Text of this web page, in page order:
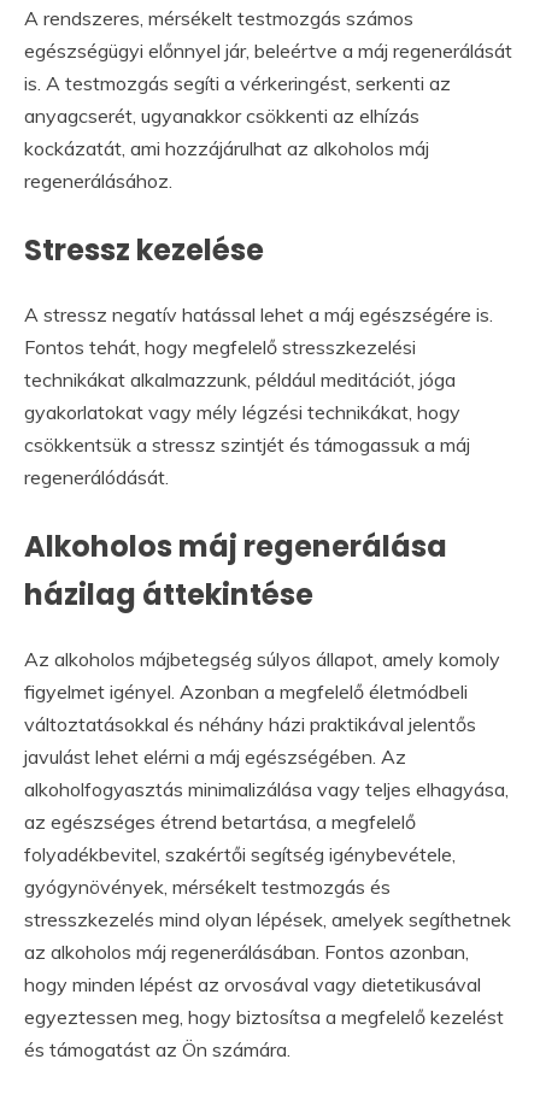
A rendszeres, mérsékelt testmozgás számos
egészségügyi előnnyel jár, beleértve a máj regenerálását
is. A testmozgás segíti a vérkeringést, serkenti az
anyagcserét, ugyanakkor csökkenti az elhízás
kockázatát, ami hozzájárulhat az alkoholos máj
regenerálásához.
Stressz kezelése
A stressz negatív hatással lehet a máj egészségére is.
Fontos tehát, hogy megfelelő stresszkezelési
technikákat alkalmazzunk, például meditációt, jóga
gyakorlatokat vagy mély légzési technikákat, hogy
csökkentsük a stressz szintjét és támogassuk a máj
regenerálódását.
Alkoholos máj regenerálása
házilag áttekintése
Az alkoholos májbetegség súlyos állapot, amely komoly
figyelmet igényel. Azonban a megfelelő életmódbeli
változtatásokkal és néhány házi praktikával jelentős
javulást lehet elérni a máj egészségében. Az
alkoholfogyasztás minimalizálása vagy teljes elhagyása,
az egészséges étrend betartása, a megfelelő
folyadékbevitel, szakértői segítség igénybevétele,
gyógynövények, mérsékelt testmozgás és
stresszkezelés mind olyan lépések, amelyek segíthetnek
az alkoholos máj regenerálásában. Fontos azonban,
hogy minden lépést az orvosával vagy dietetikusával
egyeztessen meg, hogy biztosítsa a megfelelő kezelést
és támogatást az Ön számára.